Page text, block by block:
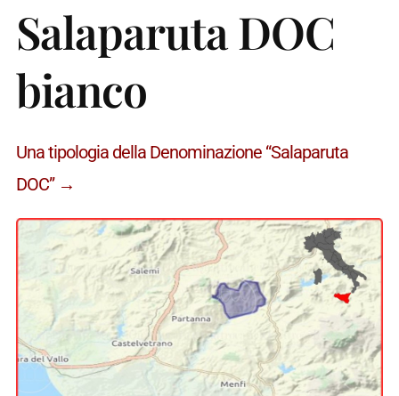
Salaparuta DOC
bianco
Una tipologia della Denominazione “Salaparuta
DOC” →